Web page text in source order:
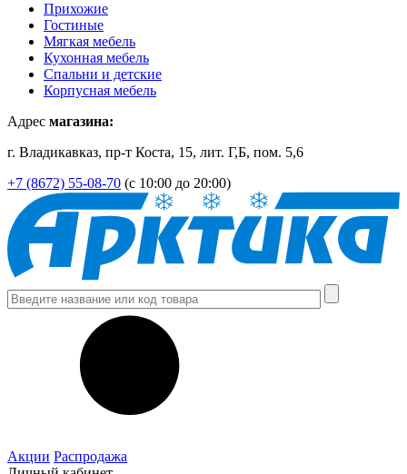
Прихожие
Гостиные
Мягкая мебель
Кухонная мебель
Спальни и детские
Корпусная мебель
Адрес магазина:
г. Владикавказ, пр-т Коста, 15, лит. Г,Б, пом. 5,6
+7 (8672) 55-08-70 (с 10:00 до 20:00)
Акции Распродажа